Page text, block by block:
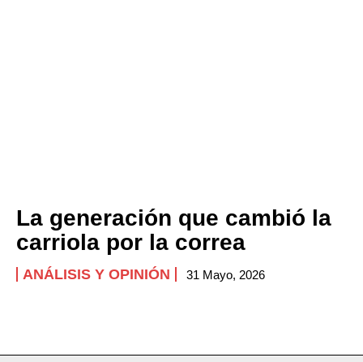
La generación que cambió la
carriola por la correa
ANÁLISIS Y OPINIÓN 31 Mayo, 2026